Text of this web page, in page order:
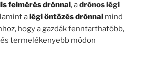
felmérés drónnal , adrónos légi
a légi öntözés drónnal mind
hogy a gazdák fenntarthatóbb,
termelékenyebb módon